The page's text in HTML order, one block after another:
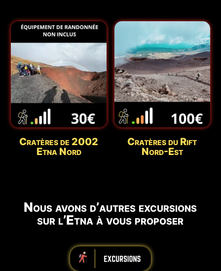
Cratères de 2002
Etna Nord
Cratères du Rift
Nord-Est
Nous avons d’autres excursions
sur l’Etna à vous proposer
iiiiiiiiiiiiiiiiiiiiiiii